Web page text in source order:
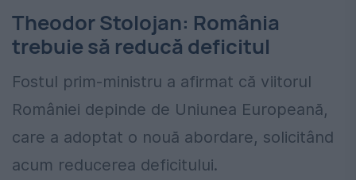
Theodor Stolojan: România
trebuie să reducă deficitul
Fostul prim-ministru a afirmat că viitorul
României depinde de Uniunea Europeană,
care a adoptat o nouă abordare, solicitând
acum reducerea deficitului.